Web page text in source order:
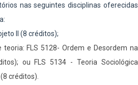
nas seguintes disciplinas oferecidas
II (8 créditos);
teoria: FLS 5128- Ordem e Desordem na
ou FLS 5134 - Teoria Sociológica
créditos).